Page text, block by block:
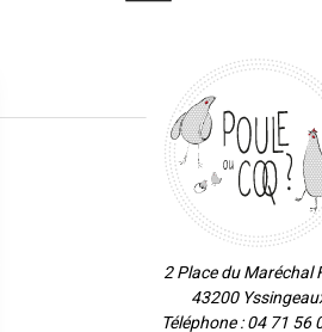
2 Place du Maréchal
43200
Téléphone : 04 71 56